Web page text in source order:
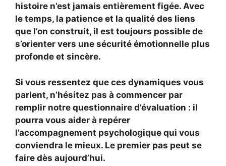
histoire n’est jamais entièrement figée. Avec
le temps, la patience et la qualité des liens
que l’on construit, il est toujours possible de
s’orienter vers une sécurité émotionnelle plus
profonde et sincère.
Si vous ressentez que ces dynamiques vous
parlent, n’hésitez pas à commencer par
remplir notre questionnaire d’évaluation : il
pourra vous aider à repérer
l’accompagnement psychologique qui vous
conviendra le mieux. Le premier pas peut se
faire dès aujourd’hui.